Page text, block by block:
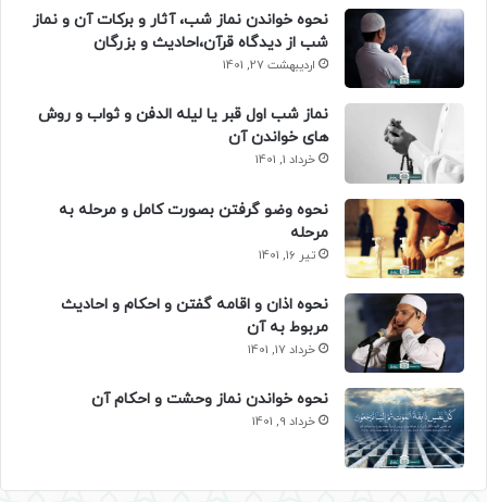
نحوه خواندن نماز شب، آثار و برکات آن و نماز
شب از دیدگاه قرآن،احادیث و بزرگان
اردیبهشت 27, 1401
نماز شب اول قبر یا لیله الدفن و ثواب و روش
های خواندن آن
خرداد 1, 1401
نحوه وضو گرفتن بصورت کامل و مرحله به
مرحله
تیر 16, 1401
نحوه اذان و اقامه گفتن و احکام و احادیث
مربوط به آن
خرداد 17, 1401
نحوه خواندن نماز وحشت و احکام آن
خرداد 9, 1401